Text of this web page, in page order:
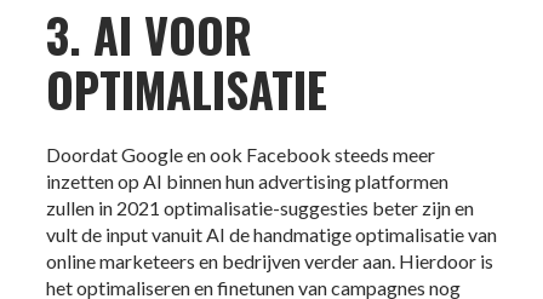
3. AI VOOR
OPTIMALISATIE
Doordat Google en ook Facebook steeds meer
inzetten op AI binnen hun advertising platformen
zullen in 2021 optimalisatie-suggesties beter zijn en
vult de input vanuit AI de handmatige optimalisatie van
online marketeers en bedrijven verder aan. Hierdoor is
het optimaliseren en finetunen van campagnes nog